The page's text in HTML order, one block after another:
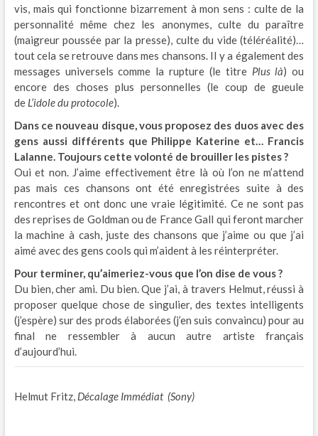
vis, mais qui fonctionne bizarrement à mon sens : culte de la
personnalité même chez les anonymes, culte du paraître
(maigreur poussée par la presse), culte du vide (téléréalité)…
tout cela se retrouve dans mes chansons. Il y a également des
messages universels comme la rupture (le titre Plus là) ou
encore des choses plus personnelles (le coup de gueule
de L’idole du protocole).
Dans ce nouveau disque, vous proposez des duos avec des
gens aussi différents que Philippe Katerine et… Francis
Lalanne. Toujours cette volonté de brouiller les pistes ?
Oui et non. J’aime effectivement être là où l’on ne m’attend
pas mais ces chansons ont été enregistrées suite à des
rencontres et ont donc une vraie légitimité. Ce ne sont pas
des reprises de Goldman ou de France Gall qui feront marcher
la machine à cash, juste des chansons que j’aime ou que j’ai
aimé avec des gens cools qui m’aident à les réinterpréter.
Pour terminer, qu’aimeriez-vous que l’on dise de vous ?
Du bien, cher ami. Du bien. Que j’ai, à travers Helmut, réussi à
proposer quelque chose de singulier, des textes intelligents
(j’espère) sur des prods élaborées (j’en suis convaincu) pour au
final ne ressembler à aucun autre artiste français
d’aujourd’hui.
Helmut Fritz, Décalage Immédiat (Sony)